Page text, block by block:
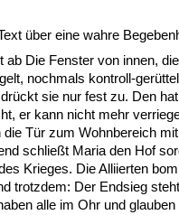
Frauen, Mütter,
Versorgung
Heimkehrer
über eine wahre
ab Die Fenster von innen,
nochmals kontroll-
sie nur fest zu. Den
er kann nicht mehr
Tür zum Wohnbereich
schließt Maria den Hof
Krieges. Die Alliierten
trotzdem: Der Endsieg
alle im Ohr und